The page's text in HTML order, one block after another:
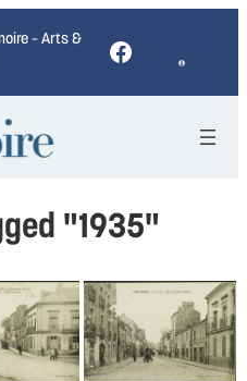
– Arts &
Facebook
"1935"